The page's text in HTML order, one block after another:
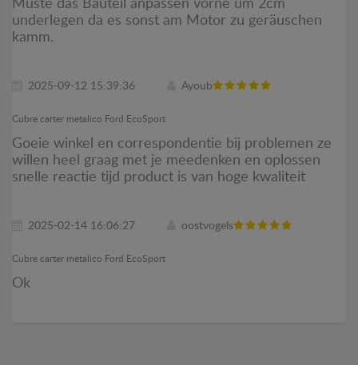
Muste das Bauteil anpassen vorne um 2cm
underlegen da es sonst am Motor zu geräuschen
kamm.
2025-09-12 15:39:36 Ayoub
Cubre carter metalico Ford EcoSport
Goeie winkel en correspondentie bij problemen ze
willen heel graag met je meedenken en oplossen
snelle reactie tijd product is van hoge kwaliteit
2025-02-14 16:06:27 oostvogels
Cubre carter metalico Ford EcoSport
Ok